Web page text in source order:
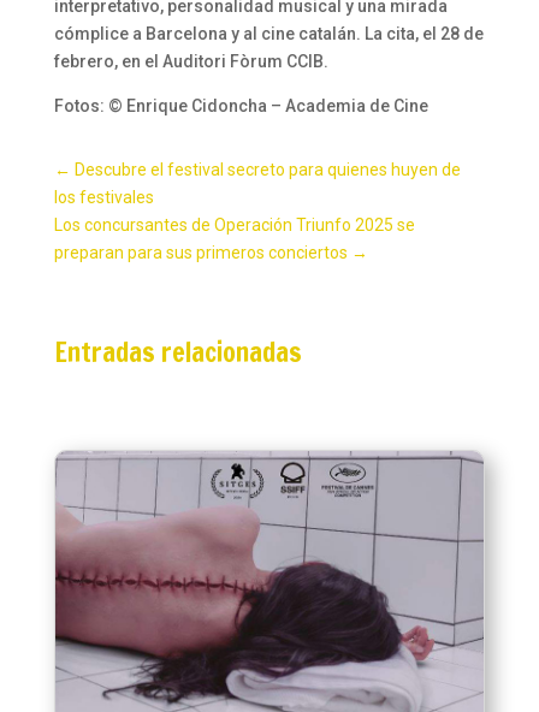
interpretativo, personalidad musical y una mirada
cómplice a Barcelona y al cine catalán. La cita, el 28 de
febrero, en el Auditori Fòrum CCIB.
Fotos: © Enrique Cidoncha – Academia de Cine
← Descubre el festival secreto para quienes huyen de
los festivales
Los concursantes de Operación Triunfo 2025 se
preparan para sus primeros conciertos →
Entradas relacionadas